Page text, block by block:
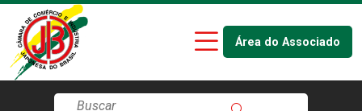
Área do Associado